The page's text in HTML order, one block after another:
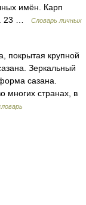
имён. Карп
23 …
Словарь личных
покрытая крупной
Зеркальный
сазана.
многих странах, в